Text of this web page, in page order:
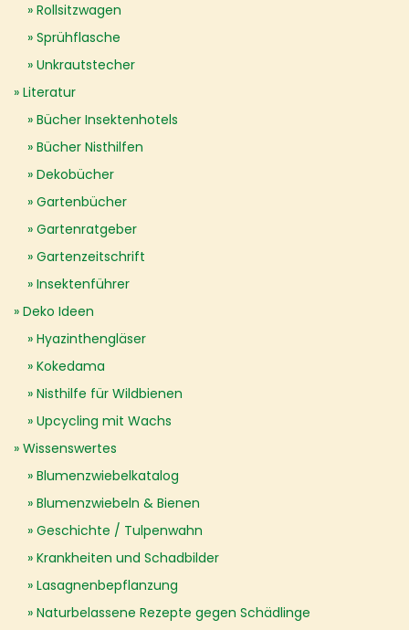
Rollsitzwagen
Sprühflasche
Unkrautstecher
Literatur
Bücher Insektenhotels
Bücher Nisthilfen
Dekobücher
Gartenbücher
Gartenratgeber
Gartenzeitschrift
Insektenführer
Deko Ideen
Hyazinthengläser
Kokedama
Nisthilfe für Wildbienen
Upcycling mit Wachs
Wissenswertes
Blumenzwiebelkatalog
Blumenzwiebeln & Bienen
Geschichte / Tulpenwahn
Krankheiten und Schadbilder
Lasagnenbepflanzung
Naturbelassene Rezepte gegen Schädlinge